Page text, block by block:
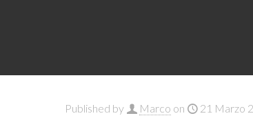
Published by Marco on 21 Marzo